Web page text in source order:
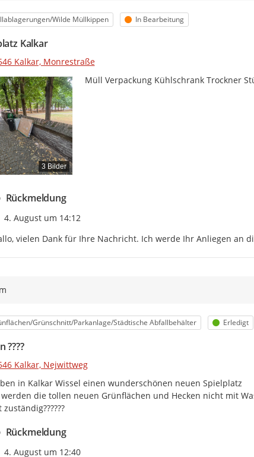
Wilde Müllkippen Status
In Bearbeitung
Kalkar
Kalkar, Monrestraße
3 Bilder
Müll Verpackung Kühlschrank Trockner
Rückmeldung
Zeitpunkt des Erstellens
4. August um 14:12
vielen Dank für Ihre Nachricht. Ich werde Ihr Anliegen an
Grünschnitt/Parkanlage/Städtische Abfallbehälter Status
Erledigt
????
Kalkar, Nejwittweg
in Kalkar Wissel einen wunderschönen neuen Spielplatz
die tollen neuen Grünflächen und Hecken nicht mit
Rückmeldung
Zeitpunkt des Erstellens
4. August um 12:40